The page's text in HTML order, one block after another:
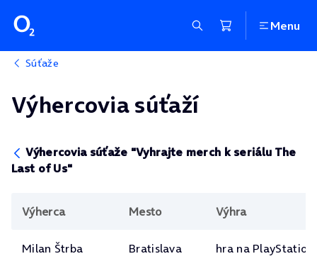
Menu
Súťaže
Výhercovia súťaží
Výhercovia súťaže "Vyhrajte merch k seriálu The
Last of Us"
Výherca Mesto Výhra
Milan Štrba Bratislava hra na